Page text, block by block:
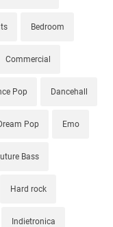
Bedroom
Commercial
Pop Dancehall
Pop Emo
Bass
Hard rock
Indietronica